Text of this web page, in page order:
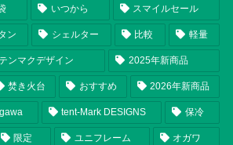
いつから スマイルセール
ン シェルター 比較 軽量
ンマクデザイン 2025年新商品
焚き火台 おすすめ 2026年新商品
tent-Mark DESIGNS 保冷
限定 ユニフレーム オガワ